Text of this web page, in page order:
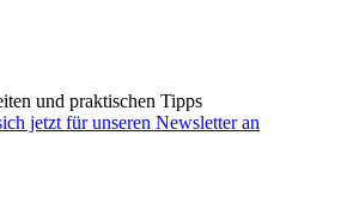
und praktischen Tipps
jetzt für unseren Newsletter an